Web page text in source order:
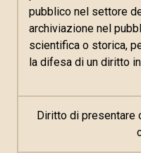
pubblico nel settore
archiviazione nel
scientifica o storica,
la difesa di un diritto
Diritto di presentare